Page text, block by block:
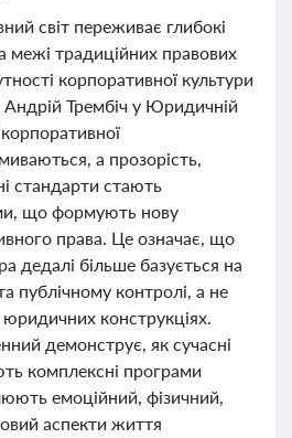
світ переживає глибокі
межі традиційних правових
корпоративної культури
Андрій Трембіч у Юридичній
а прозорість,
стандарти стають
що формують нову
права. Це означає, що
дедалі більше базується на
публічному контролі, а не
конструкціях.
демонструє, як сучасні
комплексні програми
емоційний, фізичний,
аспекти життя